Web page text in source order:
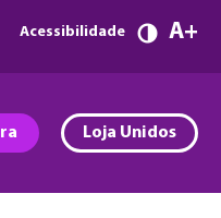
Acessibilidade A
Loja Unidos